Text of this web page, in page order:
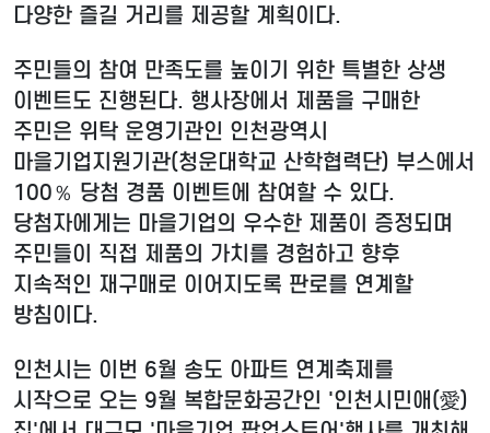
다양한 즐길 거리를 제공할 계획이다.
주민들의 참여 만족도를 높이기 위한 특별한 상생
이벤트도 진행된다. 행사장에서 제품을 구매한
주민은 위탁 운영기관인 인천광역시
마을기업지원기관(청운대학교 산학협력단) 부스에서
100％ 당첨 경품 이벤트에 참여할 수 있다.
당첨자에게는 마을기업의 우수한 제품이 증정되며
주민들이 직접 제품의 가치를 경험하고 향후
지속적인 재구매로 이어지도록 판로를 연계할
방침이다.
인천시는 이번 6월 송도 아파트 연계축제를
시작으로 오는 9월 복합문화공간인 '인천시민애(愛)